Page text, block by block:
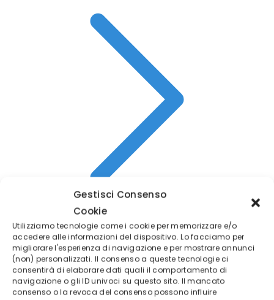
Gestisci Consenso
Cookie
Utilizziamo tecnologie come i cookie per memorizzare e/o
accedere alle informazioni del dispositivo. Lo facciamo per
migliorare l'esperienza di navigazione e per mostrare annunci
(non) personalizzati. Il consenso a queste tecnologie ci
consentirà di elaborare dati quali il comportamento di
navigazione o gli ID univoci su questo sito. Il mancato
consenso o la revoca del consenso possono influire
APRI DEMO LIVE